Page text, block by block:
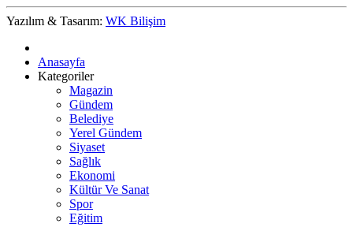
Yazılım & Tasarım: WK Bilişim
Anasayfa
Kategoriler
Magazin
Gündem
Belediye
Yerel Gündem
Siyaset
Sağlık
Ekonomi
Kültür Ve Sanat
Spor
Eğitim